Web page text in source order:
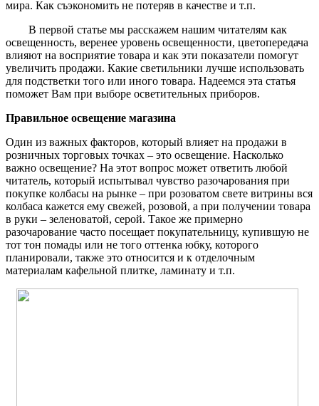
мира. Как съэкономить не потеряв в качестве и т.п.
В первой статье мы расскажем нашим читателям как
освещенность, веренее уровень освещенности, цветопередача
влияют на восприятие товара и как эти показатели помогут
увеличить продажи. Какие светильники лучше использовать
для подстветки того или иного товара. Надеемся эта статья
поможет Вам при выборе осветительных приборов.
Правильное освещение магазина
Один из важных факторов, который влияет на продажи в
розничных торговых точках – это освещение. Насколько
важно освещение? На этот вопрос может ответить любой
читатель, который испытывал чувство разочарования при
покупке колбасы на рынке – при розоватом свете витрины вся
колбаса кажется ему свежей, розовой, а при получении товара
в руки – зеленоватой, серой. Такое же примерно
разочарование часто посещает покупательницу, купившую не
тот тон помады или не того оттенка юбку, которого
планировали, также это относится и к отделочным
материалам кафельной плитке, ламинату и т.п.